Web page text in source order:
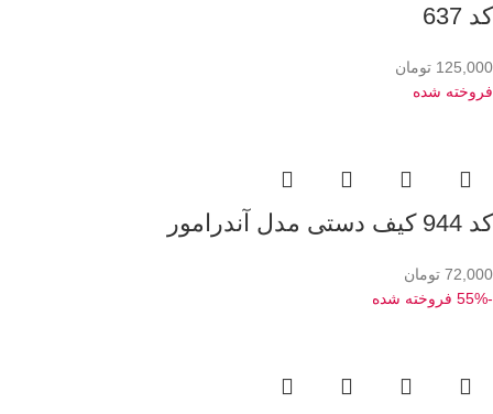
کد 637
125,000 تومان
فروخته شده
کد 944 کیف دستی مدل آندرامور
72,000 تومان
-55%
فروخته شده